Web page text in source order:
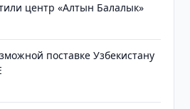
центр «Алтын Балалык»
поставке Узбекистану